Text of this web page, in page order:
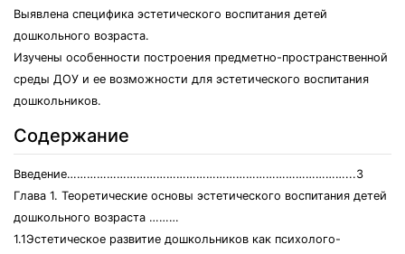
Выявлена специфика эстетического воспитания детей
дошкольного возраста.
Изучены особенности построения предметно-пространственной
среды ДОУ и ее возможности для эстетического воспитания
дошкольников.
Содержание
Введение…………………………………………………………………………...3
Глава 1. Теоретические основы эстетического воспитания детей
дошкольного возраста ………
1.1Эстетическое развитие дошкольников как психолого-